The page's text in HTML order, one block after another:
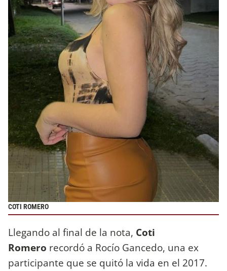
COTI ROMERO
Llegando al final de la nota, Coti
Romero recordó a Rocío Gancedo, una ex
participante que se quitó la vida en el 2017.